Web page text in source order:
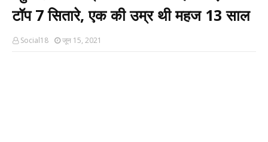
टॉप 7 सितारे, एक की उम्र थी महज 13 साल
Social18 जून 15, 2021